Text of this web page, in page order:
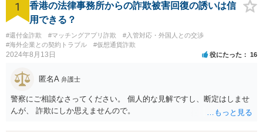
1
香港の法律事務所からの詐欺被害回復の誘いは信
用できる？
#還付金詐欺 #マッチングアプリ詐欺
#入管対応・外国人との交渉
#海外企業との契約トラブル
#仮想通貨詐欺
2024年8月13日 役にたった 16
匿名A 弁護士
警察にご相談なさってください。 個人的な見解ですし、断定はしませ
んが、 詐欺にしか思えませんので。